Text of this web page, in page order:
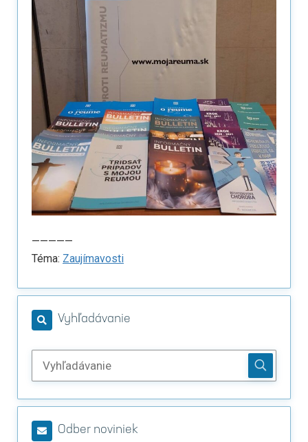
—————
Téma: Zaujímavosti
Vyhľadávanie
Odber noviniek